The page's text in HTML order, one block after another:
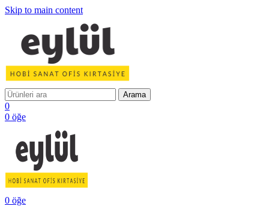
Skip to main content
Arama
0
0 öğe
0 öğe